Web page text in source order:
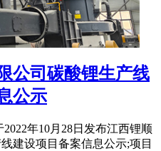
公司碳酸锂生产线
公示
年10月28日发布江西锂顺
建设项目备案信息公示;项目